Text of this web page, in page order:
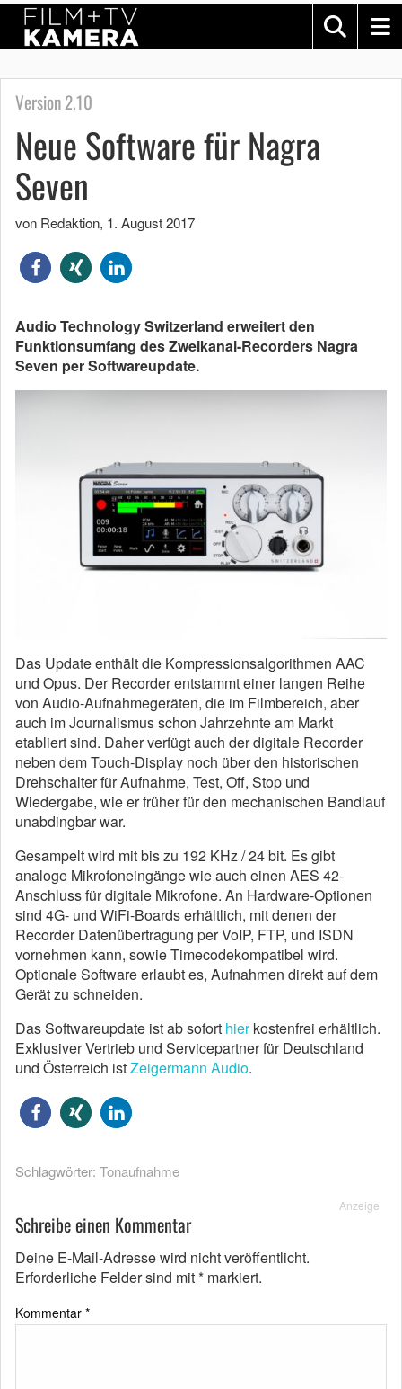
Version 2.10
Neue Software für Nagra
Seven
von Redaktion, 1. August 2017
Audio Technology Switzerland erweitert den
Funktionsumfang des Zweikanal-Recorders Nagra
Seven per Softwareupdate.
Das Update enthält die Kompressionsalgorithmen AAC
und Opus. Der Recorder entstammt einer langen Reihe
von Audio-Aufnahmegeräten, die im Filmbereich, aber
auch im Journalismus schon Jahrzehnte am Markt
etabliert sind. Daher verfügt auch der digitale Recorder
neben dem Touch-Display noch über den historischen
Drehschalter für Aufnahme, Test, Off, Stop und
Wiedergabe, wie er früher für den mechanischen Bandlauf
unabdingbar war.
Gesampelt wird mit bis zu 192 KHz / 24 bit. Es gibt
analoge Mikrofoneingänge wie auch einen AES 42-
Anschluss für digitale Mikrofone. An Hardware-Optionen
sind 4G- und WiFi-Boards erhältlich, mit denen der
Recorder Datenübertragung per VoIP, FTP, und ISDN
vornehmen kann, sowie Timecodekompatibel wird.
Optionale Software erlaubt es, Aufnahmen direkt auf dem
Gerät zu schneiden.
Das Softwareupdate ist ab sofort hierkostenfrei erhältlich.
Exklusiver Vertrieb und Servicepartner für Deutschland
und Österreich istZeigermann Audio.
Schlagwörter: Tonaufnahme
Anzeige
Schreibe einen Kommentar
Deine E-Mail-Adresse wird nicht veröffentlicht.
Erforderliche Felder sind mit* markiert.
Kommentar *